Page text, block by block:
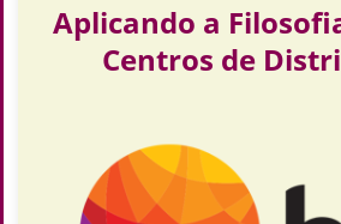
Aplicando a
Centros de